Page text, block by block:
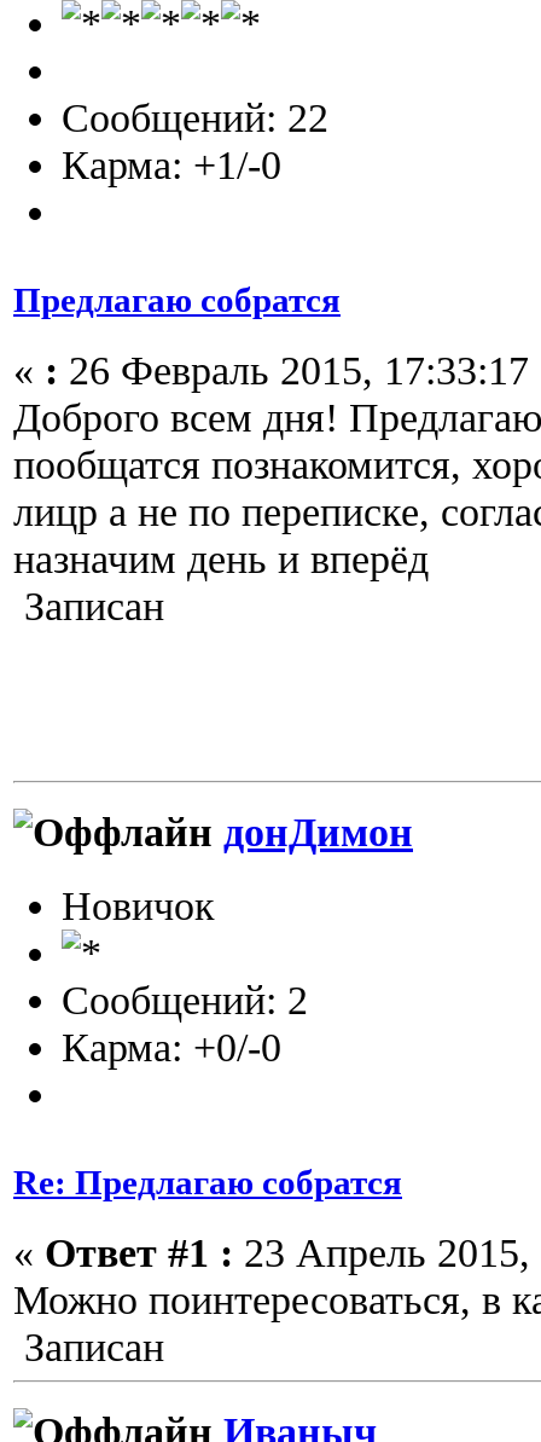
Сообщений: 22
Карма: +1/-0
Предлагаю собратся
« : 26 Февраль 2015, 17:33:17
Доброго всем дня!
пообщатся познакомится,
лицр а не по переписке,
назначим день и вперёд
Записан
донДимон
Новичок
Сообщений: 2
Карма: +0/-0
Re: Предлагаю собратся
« Ответ #1 : 23 Апрель
Можно поинтересоваться, в
Записан
Иваныч